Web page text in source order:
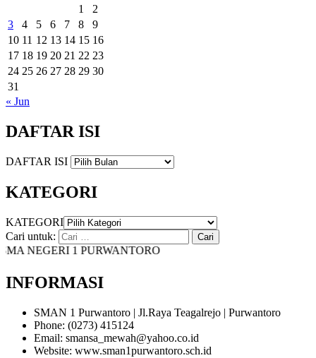
1
2
3
4 5 6 7 8
9
10 11 12 13 14 15 16
17 18 19 20 21 22 23
24 25 26 27 28 29 30
31
« Jun
DAFTAR ISI
DAFTAR ISI
KATEGORI
KATEGORI
Cari untuk:
1 PURWANTORO
INFORMASI
SMAN 1 Purwantoro | Jl.Raya Teagalrejo | Purwantoro
Phone: (0273) 415124
Email: smansa_mewah@yahoo.co.id
Website: www.sman1purwantoro.sch.id